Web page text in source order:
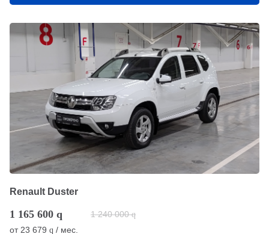
Renault Duster
1 165 600 q 1 240 000 q
от 23 679 q / мес.